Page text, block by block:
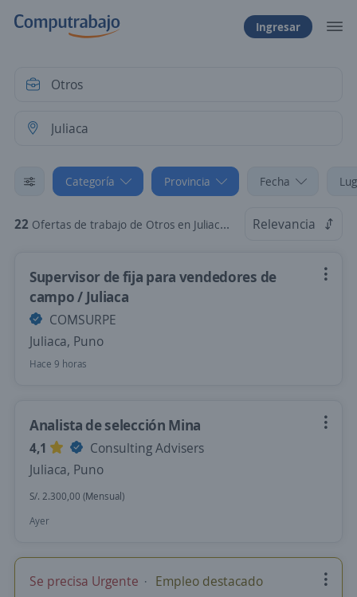
Ingresar
Categoría Provincia Fecha
22 Ofertas de trabajo de Otros en Juliaca, Puno Relevancia
Supervisor de fija para vendedores de
campo / Juliaca
COMSURPE
Juliaca, Puno
Hace 9 horas
Analista de selección Mina
4,1
Consulting Advisers
Juliaca, Puno
S/. 2.300,00 (Mensual)
Ayer
Se precisa Urgente Empleo destacado